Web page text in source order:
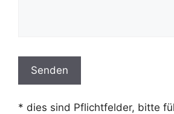
Bitte lasse dieses Feld leer.
* dies sind Pflichtfelder, bitte